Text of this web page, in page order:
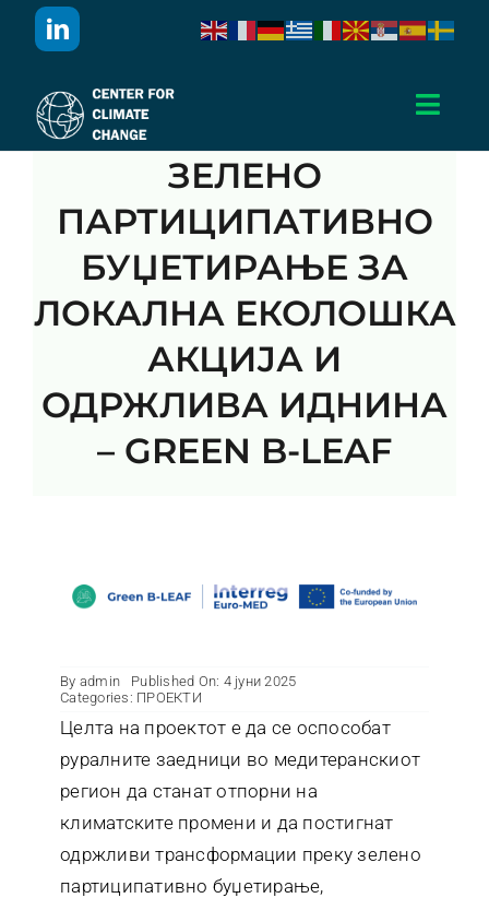
За Нас
Активности
Публикации
ЗЕЛЕНО
ПАРТИЦИПАТИВНО
БУЏЕТИРАЊЕ ЗА
ЛОКАЛНА ЕКОЛОШКА
АКЦИЈА И
ОДРЖЛИВА ИДНИНА
– GREEN B-LEAF
By admin
Published On: 4 јуни 2025
Categories: ПРОЕКТИ
Целта на проектот е да се оспособат
руралните заедници во медитеранскиот
регион да станат отпорни на
климатските промени и да постигнат
одржливи трансформации преку зелено
партиципативно буџетирање,